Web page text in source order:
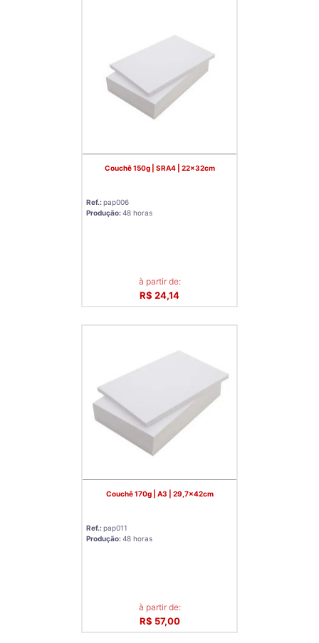
Couchê 150g | SRA4 | 22x32cm
Ref.:pap006
Produção:48 horas
à partir de:
R$ 24,14
Couchê 170g | A3 | 29,7x42cm
Ref.:pap011
Produção:48 horas
à partir de:
R$ 57,00